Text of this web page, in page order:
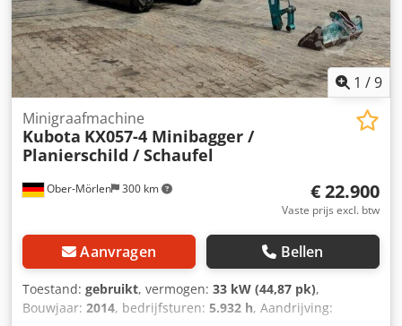
1 /9
Ober-Mörlen 300 km
Minigraafmachine
Kubota KX057-4 Minibagger /
Planierschild / Schaufel
€ 22.900
Vaste prijs excl. btw
Aanvragen Bellen
Toestand: gebruikt, vermogen: 33 kW (44,87 pk),
Bouwjaar: 2014, bedrijfsturen: 5.932 h, Aandrijving: